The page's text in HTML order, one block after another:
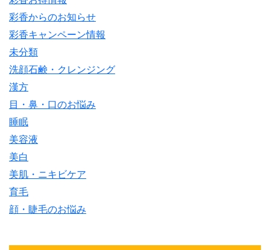
彩香からのお知らせ
彩香キャンペーン情報
未分類
洗顔石鹸・クレンジング
漢方
目・鼻・口のお悩み
睡眠
美容液
美白
美肌・ニキビケア
育毛
顔・睫毛のお悩み